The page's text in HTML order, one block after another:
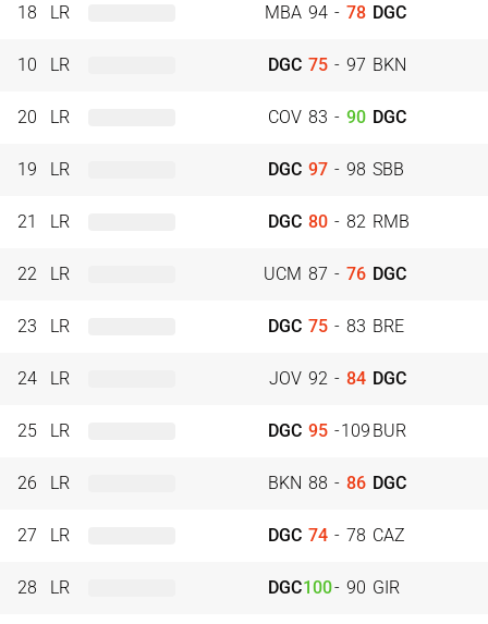
18 LR MBA 94 - 78 DGC
10 LR DGC 75 - 97 BKN
20 LR COV 83 - 90 DGC
19 LR DGC 97 - 98 SBB
21 LR DGC 80 - 82 RMB
22 LR UCM 87 - 76 DGC
23 LR DGC 75 - 83 BRE
24 LR JOV 92 - 84 DGC
25 LR DGC 95 -109 BUR
26 LR BKN 88 - 86 DGC
27 LR DGC 74 - 78 CAZ
28 LR DGC100- 90 GIR